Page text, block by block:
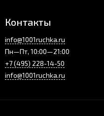
Контакты
info@1001ruchka.ru
Пн—Пт, 10:00—21:00
+7 (495) 228-14-50
info@1001ruchka.ru